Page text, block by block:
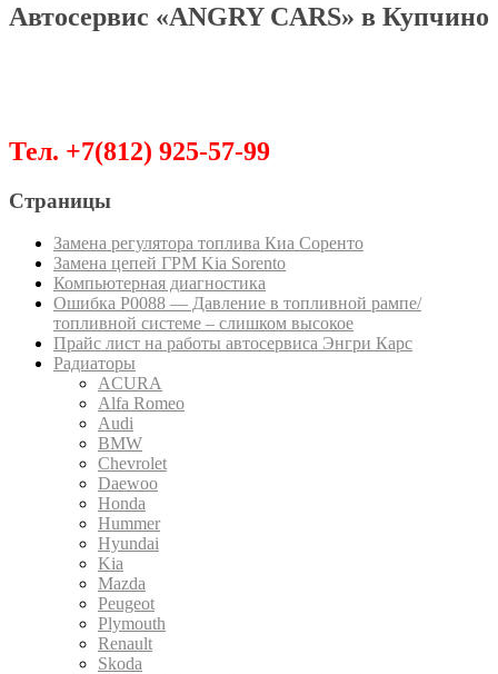
Автосервис «ANGRY CARS» в Купчино
Тел. +7(812) 925-57-99
Страницы
Замена регулятора топлива Киа Соренто
Замена цепей ГРМ Kia Sorento
Компьютерная диагностика
Ошибка P0088 — Давление в топливной рампе/
топливной системе – слишком высокое
Прайс лист на работы автосервиса Энгри Карс
Радиаторы
ACURA
Alfa Romeo
Audi
BMW
Chevrolet
Daewoo
Honda
Hummer
Hyundai
Kia
Mazda
Peugeot
Plymouth
Renault
Skoda